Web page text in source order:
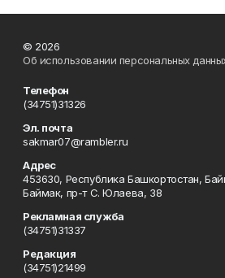
© 2026
Об использовании персональных
Телефон
(34751)31326
Эл. почта
sakmar07@rambler.ru
Адрес
453630, Республика Башкортостан,
Баймак, пр-т С. Юлаева, 38
Рекламная служба
(34751)31337
Редакция
(34751)21499